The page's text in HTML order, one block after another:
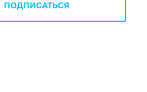
ПОДПИСАТЬСЯ